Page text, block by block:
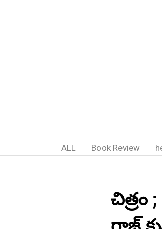
ALL Book Review
చిత్రం